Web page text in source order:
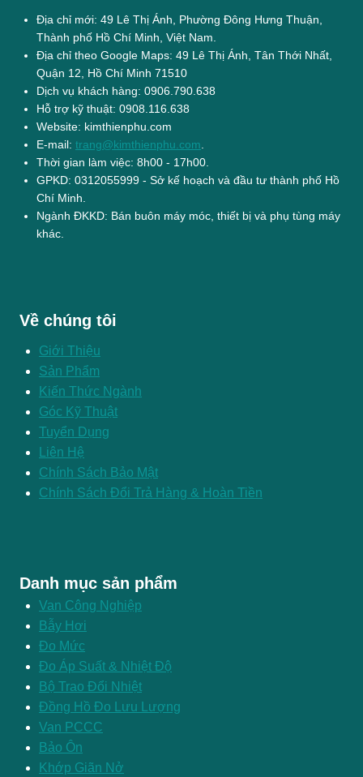
Địa chỉ mới: 49 Lê Thị Ánh, Phường Đông Hưng Thuận,
Thành phố Hồ Chí Minh, Việt Nam.
Địa chỉ theo Google Maps: 49 Lê Thị Ánh, Tân Thới Nhất,
Quận 12, Hồ Chí Minh 71510
Dịch vụ khách hàng: 0906.790.638
Hỗ trợ kỹ thuật: 0908.116.638
Website: kimthienphu.com
E-mail: trang@kimthienphu.com
Thời gian làm việc: 8h00 - 17h00.
GPKD: 0312055999 - Sở kế hoạch và đầu tư thành phố Hồ
Chí Minh.
Ngành ĐKKD: Bán buôn máy móc, thiết bị và phụ tùng máy
khác.
Về chúng tôi
Giới Thiệu
Sản Phẩm
Kiến Thức Ngành
Góc Kỹ Thuật
Tuyển Dụng
Liên Hệ
Chính Sách Bảo Mật
Chính Sách Đổi Trả Hàng & Hoàn Tiền
Danh mục sản phẩm
Van Công Nghiệp
Bẫy Hơi
Đo Mức
Đo Áp Suất & Nhiệt Độ
Bộ Trao Đổi Nhiệt
Đồng Hồ Đo Lưu Lượng
Van PCCC
Bảo Ôn
Khớp Giãn Nở